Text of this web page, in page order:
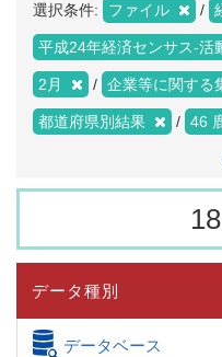
選択条件: ファイル
平成24年経済センサス‐活
2月 企業等に関する
都道府県別結果 46
18
データ種別
データベース